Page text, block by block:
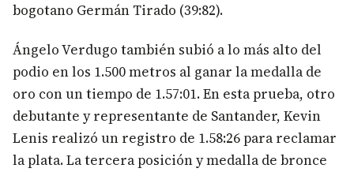
bogotano Germán Tirado (39:82).
Ángelo Verdugo también subió a lo más alto del
podio en los 1.500 metros al ganar la medalla de
oro con un tiempo de 1.57:01. En esta prueba, otro
debutante y representante de Santander, Kevin
Lenis realizó un registro de 1.58:26 para reclamar
la plata. La tercera posición y medalla de bronce